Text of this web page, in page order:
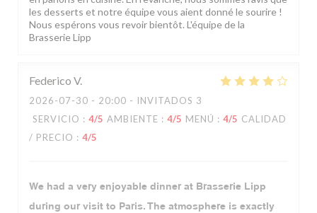
les desserts et notre équipe vous aient donné le sourire !
Nous espérons vous revoir bientôt. L'équipe de la
Brasserie Lipp
Federico V
2026-07-30 - 20:00 - INVITADOS 3
SERVICIO : 4/5 AMBIENTE : 4/5 MENÚ : 4/5 CALIDAD
/ PRECIO : 4/5
We had a very enjoyable dinner at Brasserie Lipp
during our visit to Paris. The atmosphere is exactly